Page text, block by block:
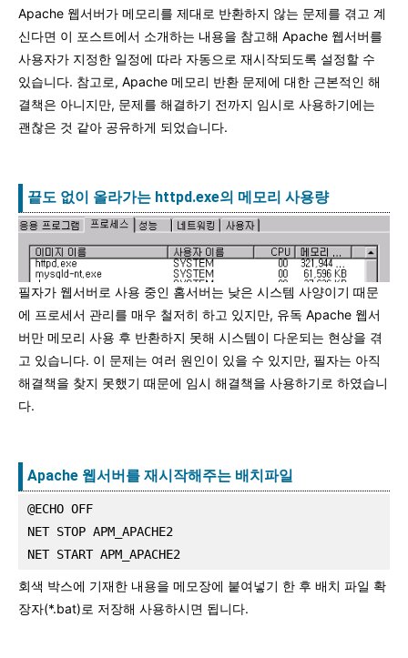
Apache 웹서버가 메모리를 제대로 반환하지 않는 문제를 겪고 계
신다면 이 포스트에서 소개하는 내용을 참고해 Apache 웹서버를
사용자가 지정한 일정에 따라 자동으로 재시작되도록 설정할 수
있습니다. 참고로, Apache 메모리 반환 문제에 대한 근본적인 해
결책은 아니지만, 문제를 해결하기 전까지 임시로 사용하기에는
괜찮은 것 같아 공유하게 되었습니다.
끝도 없이 올라가는 httpd.exe의 메모리 사용량
필자가 웹서버로 사용 중인 홈서버는 낮은 시스템 사양이기 때문
에 프로세서 관리를 매우 철저히 하고 있지만, 유독 Apache 웹서
버만 메모리 사용 후 반환하지 못해 시스템이 다운되는 현상을 겪
고 있습니다. 이 문제는 여러 원인이 있을 수 있지만, 필자는 아직
해결책을 찾지 못했기 때문에 임시 해결책을 사용하기로 하였습니
다.
Apache 웹서버를 재시작해주는 배치파일
@ECHO OFF
NET STOP APM_APACHE2
NET START APM_APACHE2
회색 박스에 기재한 내용을 메모장에 붙여넣기 한 후 배치 파일 확
장자(*.bat)로 저장해 사용하시면 됩니다.